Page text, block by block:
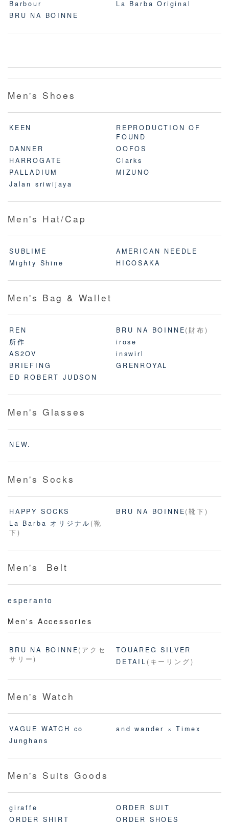
Barbour
La Barba Original
BRU NA BOINNE
Men's Shoes
KEEN
REPRODUCTION OF
FOUND
DANNER
OOFOS
HARROGATE
Clarks
PALLADIUM
MIZUNO
Jalan sriwijaya
Men's Hat/Cap
SUBLIME
AMERICAN NEEDLE
Mighty Shine
HICOSAKA
Men's Bag & Wallet
REN BRU NA BOINNE(財布)
所作
irose
AS2OV
inswirl
BRIEFING
GRENROYAL
ED ROBERT JUDSON
Men's Glasses
NEW.
Men's Socks
HAPPY SOCKS BRU NA BOINNE(靴下)
La Barba オリジナル (靴
下)
Men's Belt
esperanto
Men's Accessories
BRU NA BOINNE(アクセ
サリー)
TOUAREG SILVER
DETAIL (キーリング)
Men's Watch
VAGUE WATCH co
and wander × Timex
Junghans
Men's Suits Goods
giraffe
ORDER SUIT
ORDER SHIRT
ORDER SHOES